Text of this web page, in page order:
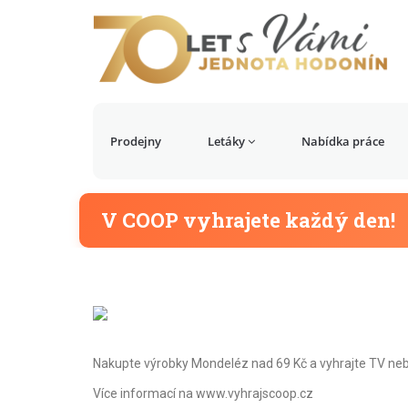
Prodejny Letáky Nabídka práce
V COOP vyhrajete každý den!
Nakupte výrobky Mondeléz nad 69 Kč a vyhrajte TV
Více informací na www.vyhrajscoop.cz